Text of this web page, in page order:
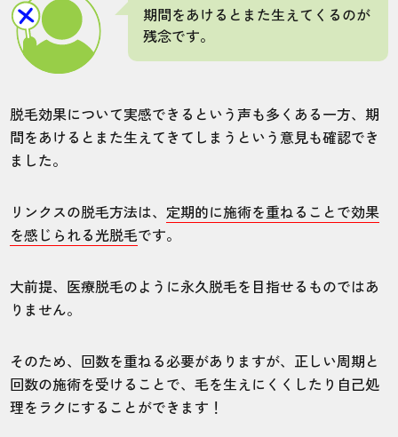
施術
5
接客
5
雰囲気
5
料金 予約
神戸本店 ヒゲ
で当日施術してもらいました。本当に便利
で無駄がないです。
施術
5
接客
5
雰囲気
5
料金
5
予約
5
期間をあけるとまた生えてくるのが
残念です。
脱毛効果について実感できるという声も多くある一方、期
間をあけるとまた生えてきてしまうという意見も確認でき
ました。
リンクスの脱毛方法は、定期的に施術を重ねることで効果
を感じられる光脱毛です。
大前提、医療脱毛のように永久脱毛を目指せるものではあ
りません。
そのため、回数を重ねる必要がありますが、正しい周期と
回数の施術を受けることで、毛を生えにくくしたり自己処
理をラクにすることができます！